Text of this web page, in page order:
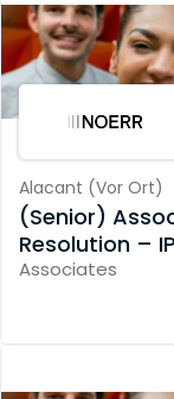
Alacant (Vor Ort)
(Senior)
Resolution – IP
Associates